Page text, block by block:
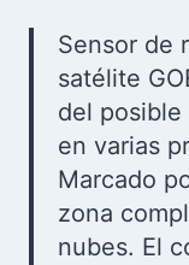
Sensor de
satélite
del
en varias
Marcado
zona
nubes. El